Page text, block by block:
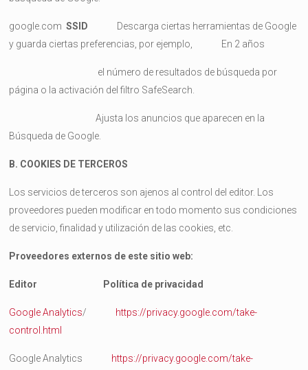
google.comSSID Descarga ciertas herramientas de Google
y guarda ciertas preferencias, por ejemplo, En 2 años
el número de resultados de búsqueda por
página o la activación del filtro SafeSearch.
Ajusta los anuncios que aparecen en la
Búsqueda de Google.
B. COOKIES DE TERCEROS
Los servicios de terceros son ajenos al control del editor. Los
proveedores pueden modificar en todo momento sus condiciones
de servicio, finalidad y utilización de las cookies, etc.
Proveedores externos de este sitio web:
Editor Política de privacidad
Google Analytics/ https://privacy.google.com/take-
control.html
Google Analytics https://privacy.google.com/take-